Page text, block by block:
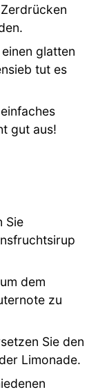
glatten
tut es
gut aus!
Sie
dem
zu
Sie den
Limonade.